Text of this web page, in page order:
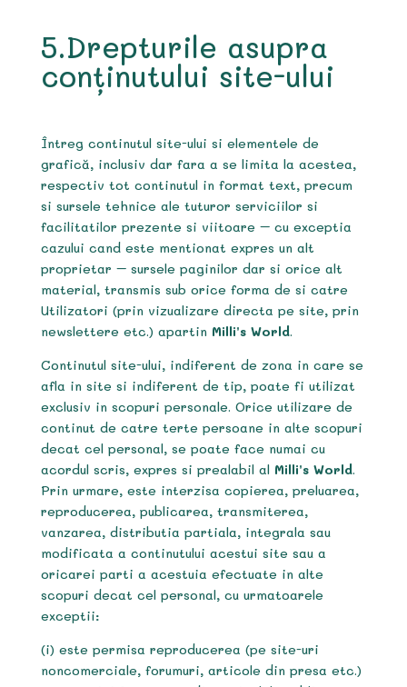
5.Drepturile asupra
conținutului site-ului
Întreg continutul site-ului si elementele de
grafică, inclusiv dar fara a se limita la acestea,
respectiv tot continutul in format text, precum
si sursele tehnice ale tuturor serviciilor si
facilitatilor prezente si viitoare – cu exceptia
cazului cand este mentionat expres un alt
proprietar – sursele paginilor dar si orice alt
material, transmis sub orice forma de si catre
Utilizatori (prin vizualizare directa pe site, prin
newslettere etc.) apartin Milli’s World.
Continutul site-ului, indiferent de zona in care se
afla in site si indiferent de tip, poate fi utilizat
exclusiv in scopuri personale. Orice utilizare de
continut de catre terte persoane in alte scopuri
decat cel personal, se poate face numai cu
acordul scris, expres si prealabil al Milli’s World.
Prin urmare, este interzisa copierea, preluarea,
reproducerea, publicarea, transmiterea,
vanzarea, distributia partiala, integrala sau
modificata a continutului acestui site sau a
oricarei parti a acestuia efectuate in alte
scopuri decat cel personal, cu urmatoarele
exceptii:
(i) este permisa reproducerea (pe site-uri
noncomerciale, forumuri, articole din presa etc.)